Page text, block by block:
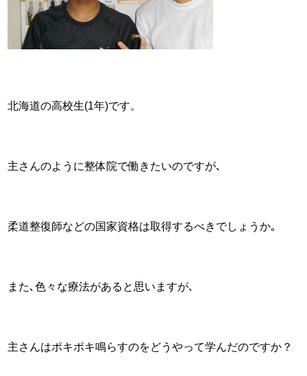
北海道の高校生(1年)です。
主さんのように整体院で働きたいのですが､
柔道整復師などの国家資格は取得するべきでしょうか｡
また､色々な療法があると思いますが､
主さんはポキポキ鳴らすのをどうやって学んだのですか？